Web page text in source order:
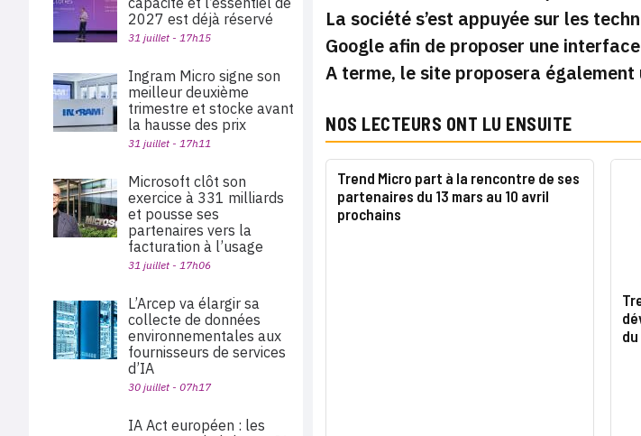
La société s’est appuyée sur les
Google afin de proposer une
A terme, le site proposera
NOS LECTEURS ONT LU ENSUITE
Trend Micro part à la rencontre de ses
partenaires du 13 mars au 10 avril
prochains
2027 est déjà réservé
31 juillet - 17h15
Ingram Micro signe son
meilleur deuxième
trimestre et stocke avant
la hausse des prix
31 juillet - 17h11
Microsoft clôt son
exercice à 331 milliards
et pousse ses
partenaires vers la
facturation à l’usage
31 juillet - 17h06
L’Arcep va élargir sa
collecte de données
environnementales aux
fournisseurs de services
d’IA
30 juillet - 07h17
IA Act européen : les